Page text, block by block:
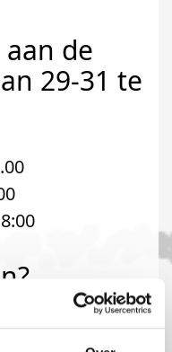
de
29-31 te
PartsNL